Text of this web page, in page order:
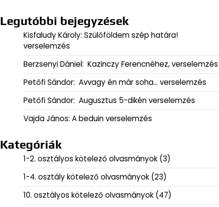
Legutóbbi bejegyzések
Kisfaludy Károly: Szülőföldem szép határa!
verselemzés
Berzsenyi Dániel: Kazinczy Ferencnéhez, verselemzés
Petőfi Sándor: Avvagy én már soha… verselemzés
Petőfi Sándor: Augusztus 5-dikén verselemzés
Vajda János: A beduin verselemzés
Kategóriák
1-2. osztályos kötelező olvasmányok (3)
1-4. osztály kötelező olvasmányok (23)
10. osztályos kötelező olvasmányok (47)